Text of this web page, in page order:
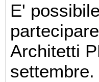
E'
Architetti
settembre.